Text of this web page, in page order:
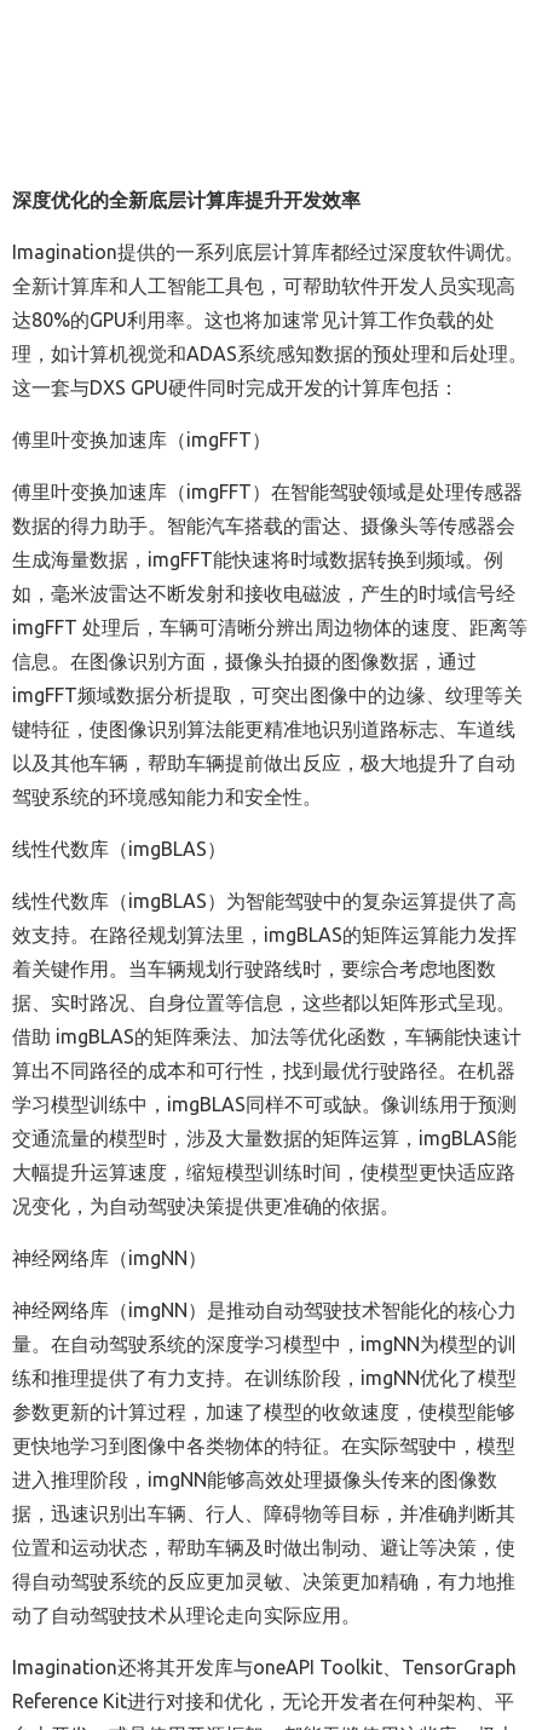
深度优化的全新底层计算库提升开发效率
Imagination提供的一系列底层计算库都经过深度软件调优。
全新计算库和人工智能工具包，可帮助软件开发人员实现高
达80%的GPU利用率。这也将加速常见计算工作负载的处
理，如计算机视觉和ADAS系统感知数据的预处理和后处理。
这一套与DXS GPU硬件同时完成开发的计算库包括：
傅里叶变换加速库（imgFFT）
傅里叶变换加速库（imgFFT）在智能驾驶领域是处理传感器
数据的得力助手。智能汽车搭载的雷达、摄像头等传感器会
生成海量数据，imgFFT能快速将时域数据转换到频域。例
如，毫米波雷达不断发射和接收电磁波，产生的时域信号经
imgFFT 处理后，车辆可清晰分辨出周边物体的速度、距离等
信息。在图像识别方面，摄像头拍摄的图像数据，通过
imgFFT频域数据分析提取，可突出图像中的边缘、纹理等关
键特征，使图像识别算法能更精准地识别道路标志、车道线
以及其他车辆，帮助车辆提前做出反应，极大地提升了自动
驾驶系统的环境感知能力和安全性。
线性代数库（imgBLAS）
线性代数库（imgBLAS）为智能驾驶中的复杂运算提供了高
效支持。在路径规划算法里，imgBLAS的矩阵运算能力发挥
着关键作用。当车辆规划行驶路线时，要综合考虑地图数
据、实时路况、自身位置等信息，这些都以矩阵形式呈现。
借助 imgBLAS的矩阵乘法、加法等优化函数，车辆能快速计
算出不同路径的成本和可行性，找到最优行驶路径。在机器
学习模型训练中，imgBLAS同样不可或缺。像训练用于预测
交通流量的模型时，涉及大量数据的矩阵运算，imgBLAS能
大幅提升运算速度，缩短模型训练时间，使模型更快适应路
况变化，为自动驾驶决策提供更准确的依据。
神经网络库（imgNN）
神经网络库（imgNN）是推动自动驾驶技术智能化的核心力
量。在自动驾驶系统的深度学习模型中，imgNN为模型的训
练和推理提供了有力支持。在训练阶段，imgNN优化了模型
参数更新的计算过程，加速了模型的收敛速度，使模型能够
更快地学习到图像中各类物体的特征。在实际驾驶中，模型
进入推理阶段，imgNN能够高效处理摄像头传来的图像数
据，迅速识别出车辆、行人、障碍物等目标，并准确判断其
位置和运动状态，帮助车辆及时做出制动、避让等决策，使
得自动驾驶系统的反应更加灵敏、决策更加精确，有力地推
动了自动驾驶技术从理论走向实际应用。
Imagination还将其开发库与oneAPI Toolkit、TensorGraph
Reference Kit进行对接和优化，无论开发者在何种架构、平